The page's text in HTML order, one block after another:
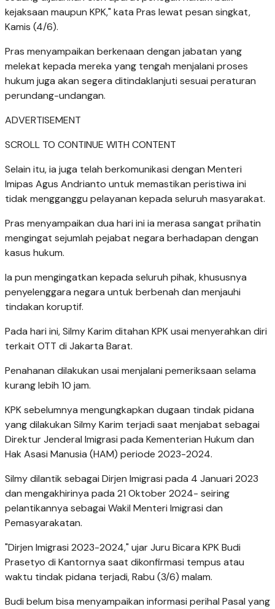
kejaksaan maupun KPK," kata Pras lewat pesan singkat,
Kamis (4/6).
Pras menyampaikan berkenaan dengan jabatan yang
melekat kepada mereka yang tengah menjalani proses
hukum juga akan segera ditindaklanjuti sesuai peraturan
perundang-undangan.
ADVERTISEMENT
SCROLL TO CONTINUE WITH CONTENT
Selain itu, ia juga telah berkomunikasi dengan Menteri
Imipas Agus Andrianto untuk memastikan peristiwa ini
tidak mengganggu pelayanan kepada seluruh masyarakat.
Pras menyampaikan dua hari ini ia merasa sangat prihatin
mengingat sejumlah pejabat negara berhadapan dengan
kasus hukum.
Ia pun mengingatkan kepada seluruh pihak, khususnya
penyelenggara negara untuk berbenah dan menjauhi
tindakan koruptif.
Pada hari ini, Silmy Karim ditahan KPK usai menyerahkan diri
terkait OTT di Jakarta Barat.
Penahanan dilakukan usai menjalani pemeriksaan selama
kurang lebih 10 jam.
KPK sebelumnya mengungkapkan dugaan tindak pidana
yang dilakukan Silmy Karim terjadi saat menjabat sebagai
Direktur Jenderal Imigrasi pada Kementerian Hukum dan
Hak Asasi Manusia (HAM) periode 2023-2024.
Silmy dilantik sebagai Dirjen Imigrasi pada 4 Januari 2023
dan mengakhirinya pada 21 Oktober 2024- seiring
pelantikannya sebagai Wakil Menteri Imigrasi dan
Pemasyarakatan.
"Dirjen Imigrasi 2023-2024," ujar Juru Bicara KPK Budi
Prasetyo di Kantornya saat dikonfirmasi tempus atau
waktu tindak pidana terjadi, Rabu (3/6) malam.
Budi belum bisa menyampaikan informasi perihal Pasal yang